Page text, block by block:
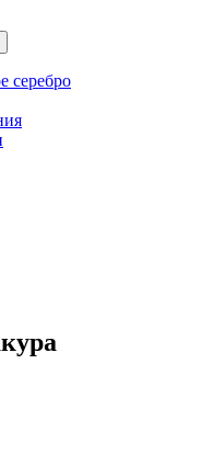
серебро